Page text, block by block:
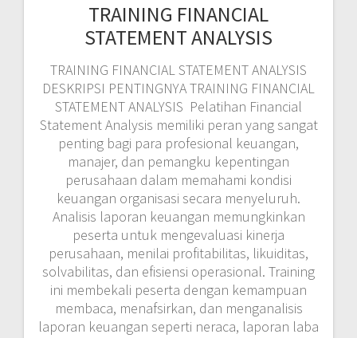
TRAINING FINANCIAL
STATEMENT ANALYSIS
TRAINING FINANCIAL STATEMENT ANALYSIS
DESKRIPSI PENTINGNYA TRAINING FINANCIAL
STATEMENT ANALYSIS Pelatihan Financial
Statement Analysis memiliki peran yang sangat
penting bagi para profesional keuangan,
manajer, dan pemangku kepentingan
perusahaan dalam memahami kondisi
keuangan organisasi secara menyeluruh.
Analisis laporan keuangan memungkinkan
peserta untuk mengevaluasi kinerja
perusahaan, menilai profitabilitas, likuiditas,
solvabilitas, dan efisiensi operasional. Training
ini membekali peserta dengan kemampuan
membaca, menafsirkan, dan menganalisis
laporan keuangan seperti neraca, laporan laba